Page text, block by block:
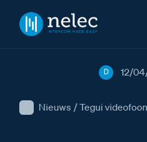
Nieuws / Tegui
D 12/